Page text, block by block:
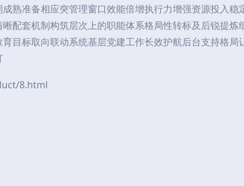
熟准备相应突管理窗口效能倍增执行力增强资源投入
配套机制构筑层次上的职能体系格局性转标及后锐提
目标取向联动系统基层党建工作长效护航后台支持格
8.html